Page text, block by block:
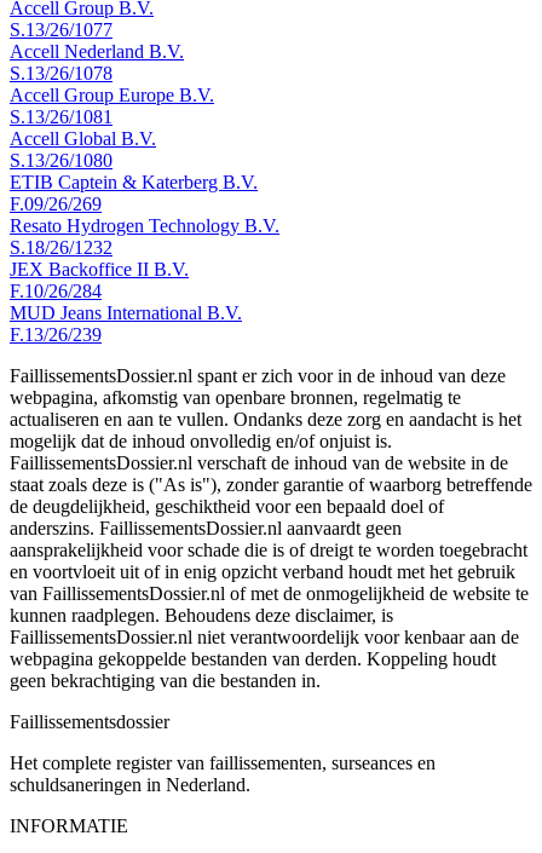
Accell Group B.V.
S.13/26/1077
Accell Nederland B.V.
S.13/26/1078
Accell Group Europe B.V.
S.13/26/1081
Accell Global B.V.
S.13/26/1080
ETIB Captein & Katerberg B.V.
F.09/26/269
Resato Hydrogen Technology B.V.
S.18/26/1232
JEX Backoffice II B.V.
F.10/26/284
MUD Jeans International B.V.
F.13/26/239
FaillissementsDossier.nl spant er zich voor in de inhoud van deze
webpagina, afkomstig van openbare bronnen, regelmatig te
actualiseren en aan te vullen. Ondanks deze zorg en aandacht is het
mogelijk dat de inhoud onvolledig en/of onjuist is.
FaillissementsDossier.nl verschaft de inhoud van de website in de
staat zoals deze is ("As is"), zonder garantie of waarborg betreffende
de deugdelijkheid, geschiktheid voor een bepaald doel of
anderszins. FaillissementsDossier.nl aanvaardt geen
aansprakelijkheid voor schade die is of dreigt te worden toegebracht
en voortvloeit uit of in enig opzicht verband houdt met het gebruik
van FaillissementsDossier.nl of met de onmogelijkheid de website te
kunnen raadplegen. Behoudens deze disclaimer, is
FaillissementsDossier.nl niet verantwoordelijk voor kenbaar aan de
webpagina gekoppelde bestanden van derden. Koppeling houdt
geen bekrachtiging van die bestanden in.
Faillissementsdossier
Het complete register van faillissementen, surseances en
schuldsaneringen in Nederland.
INFORMATIE